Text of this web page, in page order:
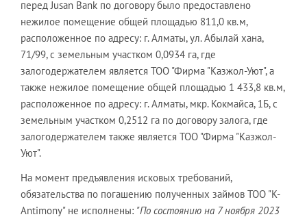
перед Jusan Bank по договору было предоставлено
нежилое помещение общей площадью 811,0 кв.м,
расположенное по адресу: г. Алматы, ул. Абылай хана,
71/99, с земельным участком 0,0934 га, где
залогодержателем является ТОО "Фирма "Казжол-Уют", а
также нежилое помещение общей площадью 1 433,8 кв.м,
расположенное по адресу: г. Алматы, мкр. Кокмайса, 1Б, с
земельным участком 0,2512 га по договору залога, где
залогодержателем также является ТОО "Фирма "Казжол-
Уют".
На момент предъявления исковых требований,
обязательства по погашению полученных займов ТОО "K-
Antimony" не исполнены: "По состоянию на 7 ноября 2023